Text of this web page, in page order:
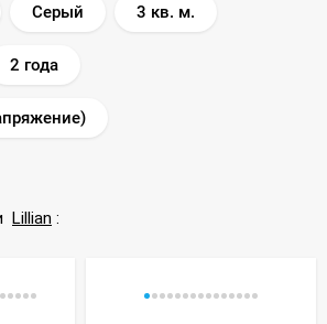
Серый 3 кв. м.
2 года
Lillian :